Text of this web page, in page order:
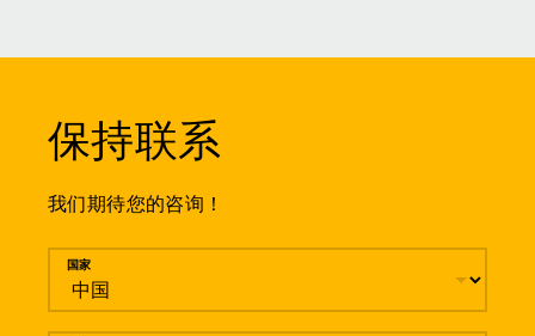
保持联系
我们期待您的咨询！
留言
国家